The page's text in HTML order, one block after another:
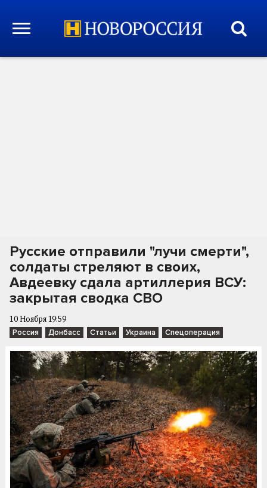
Русские отправили "лучи смерти",
солдаты стреляют в своих,
Авдеевку сдала артиллерия ВСУ:
закрытая сводка СВО
10 Ноября 19:59
Россия Донбасс Статьи Украина Спецоперация